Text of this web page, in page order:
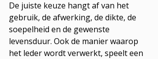
De juiste keuze hangt af van het
gebruik, de afwerking, de dikte, de
soepelheid en de gewenste
levensduur. Ook de manier waarop
het leder wordt verwerkt, speelt een